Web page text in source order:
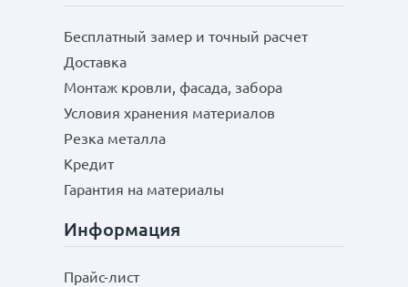
Бесплатный замер и точный расчет
Доставка
Монтаж кровли, фасада, забора
Условия хранения материалов
Резка металла
Кредит
Гарантия на материалы
Информация
Прайс-лист